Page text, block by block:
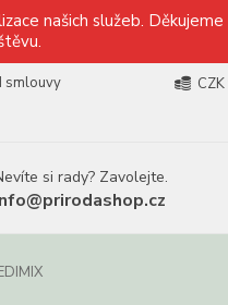
našich služeb.
smlouvy
CZK
si rady? Zavolejte.